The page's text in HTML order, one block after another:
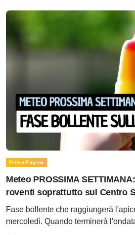
Prima Pagina
Meteo PROSSIMA
roventi soprattutto sul Centro
Fase bollente che raggiungerà
mercoledì. Quando terminerà